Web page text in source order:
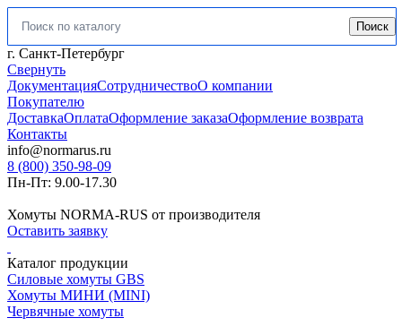
Искать: Поиск
г. Санкт-Петербург
Свернуть
ДокументацияСотрудничествоО компании
Покупателю
ДоставкаОплатаОформление заказаОформление возврата
Контакты
info@normarus.ru
8 (800) 350-98-09
Пн-Пт: 9.00-17.30
Хомуты NORMA-RUS от производителя
Оставить заявку
Каталог продукции
Силовые хомуты GBS
Хомуты МИНИ (MINI)
Червячные хомуты